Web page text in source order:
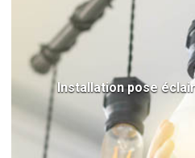
Installation pose